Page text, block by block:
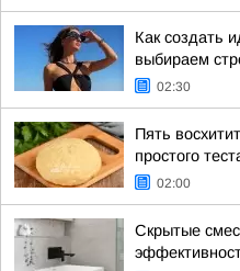
Как создать
выбираем
02:30
Пять
простого
02:00
Скрытые